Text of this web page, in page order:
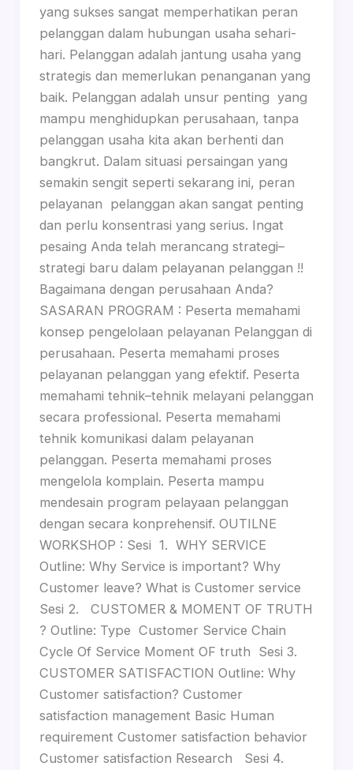
yang sukses sangat memperhatikan peran
pelanggan dalam hubungan usaha sehari-
hari. Pelanggan adalah jantung usaha yang
strategis dan memerlukan penanganan yang
baik. Pelanggan adalah unsur penting yang
mampu menghidupkan perusahaan, tanpa
pelanggan usaha kita akan berhenti dan
bangkrut. Dalam situasi persaingan yang
semakin sengit seperti sekarang ini, peran
pelayanan pelanggan akan sangat penting
dan perlu konsentrasi yang serius. Ingat
pesaing Anda telah merancang strategi–
strategi baru dalam pelayanan pelanggan !!
Bagaimana dengan perusahaan Anda?
SASARAN PROGRAM : Peserta memahami
konsep pengelolaan pelayanan Pelanggan di
perusahaan. Peserta memahami proses
pelayanan pelanggan yang efektif. Peserta
memahami tehnik–tehnik melayani pelanggan
secara professional. Peserta memahami
tehnik komunikasi dalam pelayanan
pelanggan. Peserta memahami proses
mengelola komplain. Peserta mampu
mendesain program pelayaan pelanggan
dengan secara konprehensif. OUTILNE
WORKSHOP : Sesi 1. WHY SERVICE
Outline: Why Service is important? Why
Customer leave? What is Customer service
Sesi 2. CUSTOMER & MOMENT OF TRUTH
? Outline: Type Customer Service Chain
Cycle Of Service Moment OF truth Sesi 3.
CUSTOMER SATISFACTION Outline: Why
Customer satisfaction? Customer
satisfaction management Basic Human
requirement Customer satisfaction behavior
Customer satisfaction Research Sesi 4.